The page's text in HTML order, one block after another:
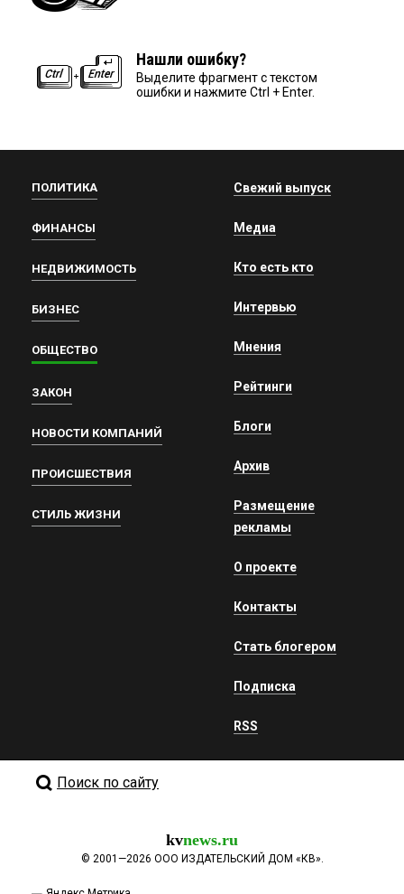
Нашли ошибку?
Выделите фрагмент с текстом
ошибки и нажмите Ctrl + Enter.
ПОЛИТИКА
ФИНАНСЫ
НЕДВИЖИМОСТЬ
БИЗНЕС
ОБЩЕСТВО
ЗАКОН
НОВОСТИ КОМПАНИЙ
ПРОИСШЕСТВИЯ
СТИЛЬ ЖИЗНИ
Свежий выпуск
Медиа
Кто есть кто
Интервью
Мнения
Рейтинги
Блоги
Архив
Размещение
рекламы
О проекте
Контакты
Стать блогером
Подписка
RSS
Поиск по сайту
kvnews.ru
© 2001—2026 ООО ИЗДАТЕЛЬСКИЙ ДОМ «КВ».